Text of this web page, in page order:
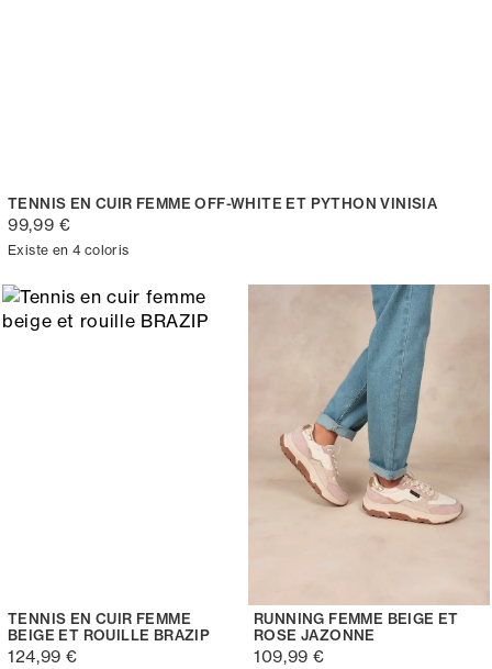
TENNIS EN CUIR FEMME OFF-WHITE ET PYTHON VINISIA
99,99 €
Existe en 4 coloris
TENNIS EN CUIR FEMME
BEIGE ET ROUILLE BRAZIP
124,99 €
RUNNING FEMME BEIGE ET
ROSE JAZONNE
109,99 €